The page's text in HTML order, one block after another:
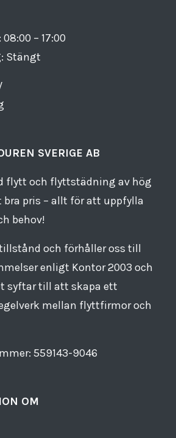
– 17:00
Stängt
SVERIGE AB
flytt och flyttstädning av hög
pris – allt för att uppfylla
behov!
och förhåller oss till
enligt Kontor 2003 och
syftar till att skapa ett
mellan flyttfirmor och
559143​-​9046
OM